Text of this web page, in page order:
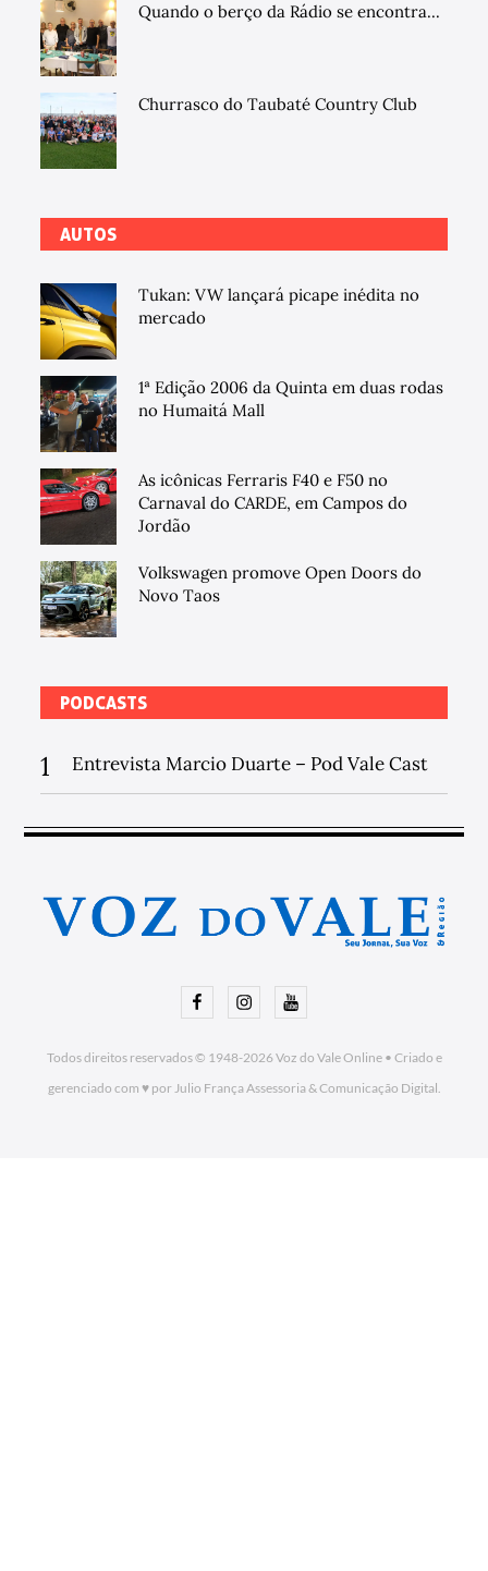
Quando o berço da Rádio se encontra...
Churrasco do Taubaté Country Club
AUTOS
Tukan: VW lançará picape inédita no
mercado
1ª Edição 2006 da Quinta em duas rodas
no Humaitá Mall
As icônicas Ferraris F40 e F50 no
Carnaval do CARDE, em Campos do
Jordão
Volkswagen promove Open Doors do
Novo Taos
PODCASTS
1 Entrevista Marcio Duarte – Pod Vale Cast
FacebookInstagramYoutube
Todos direitos reservados © 1948-2026Voz do Vale Online• Criado e
gerenciado com ♥ por Julio França Assessoria& Comunicação Digital.